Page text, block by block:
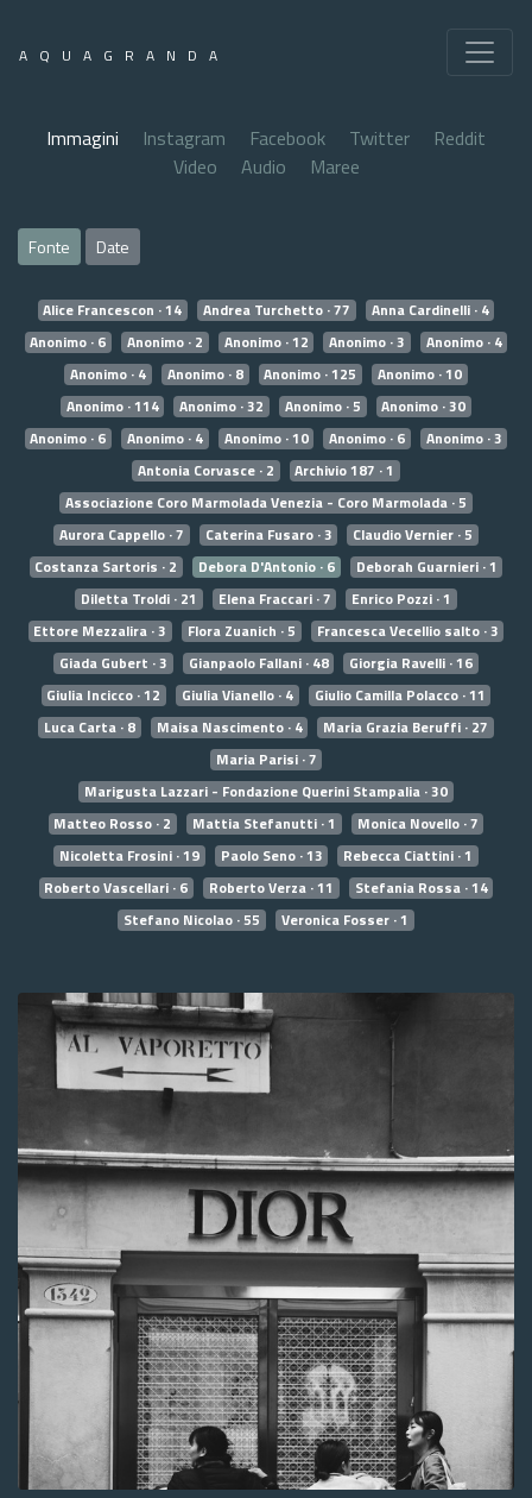
AQUAGRANDA
Immagini Instagram Facebook Twitter
Reddit
Video
Audio Maree
Fonte Date
Alice Francescon · 14 Andrea Turchetto · 77
Anna Cardinelli · 4
Anonimo · 6
Anonimo · 2 Anonimo · 12 Anonimo · 3
Anonimo · 4
Anonimo · 4
Anonimo · 8 Anonimo · 125
Anonimo · 10
Anonimo · 114
Anonimo · 32 Anonimo · 5
Anonimo · 30
Anonimo · 6
Anonimo · 4 Anonimo · 10 Anonimo · 6
Anonimo · 3
Antonia Corvasce · 2
Archivio 187 · 1
Associazione Coro Marmolada Venezia - Coro Marmolada · 5
Aurora Cappello · 7
Caterina Fusaro · 3
Claudio Vernier · 5
Costanza Sartoris · 2
Debora D'Antonio · 6
Deborah Guarnieri · 1
Diletta Troldi · 21
Elena Fraccari · 7
Enrico Pozzi · 1
Ettore Mezzalira · 3
Flora Zuanich · 5
Francesca Vecellio salto · 3
Giada Gubert · 3
Gianpaolo Fallani · 48
Giorgia Ravelli · 16
Giulia Incicco · 12
Giulia Vianello · 4
Giulio Camilla Polacco · 11
Luca Carta · 8
Maisa Nascimento · 4
Maria Grazia Beruffi · 27
Maria Parisi · 7
Marigusta Lazzari - Fondazione Querini Stampalia · 30
Matteo Rosso · 2
Mattia Stefanutti · 1
Monica Novello · 7
Nicoletta Frosini · 19
Paolo Seno · 13
Rebecca Ciattini · 1
Roberto Vascellari · 6
Roberto Verza · 11
Stefania Rossa · 14
Stefano Nicolao · 55
Veronica Fosser · 1